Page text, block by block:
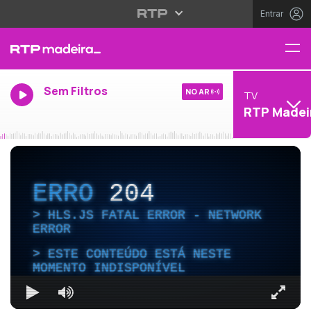
Entrar
Sem Filtros NO AR TV
RTP
ERRO204
HLS.JS FATAL ERROR - NETWORK
ERROR
ESTE CONTEÚDO ESTÁ NESTE
MOMENTO INDISPONÍVEL